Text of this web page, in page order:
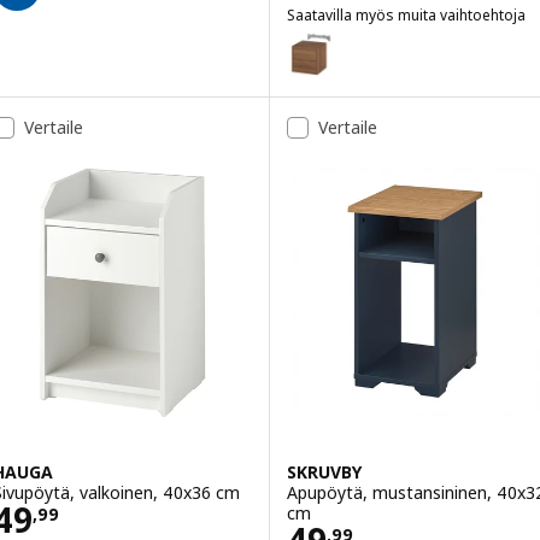
Saatavilla myös muita vaihtoehtoja
EKET
Vaihtoehto: EKET,
Vaihtoehto: EKET,
Vertaile
valkoinen, 40x36 cm
,99 49,99
Vertaile
SKRUVBY
Apupöytä, mustansininen,
cm
,99